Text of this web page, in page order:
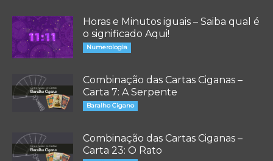
Horas e Minutos iguais – Saiba qual é
o significado Aqui!
Numerologia
Combinação das Cartas Ciganas –
Carta 7: A Serpente
Baralho Cigano
Combinação das Cartas Ciganas –
Carta 23: O Rato